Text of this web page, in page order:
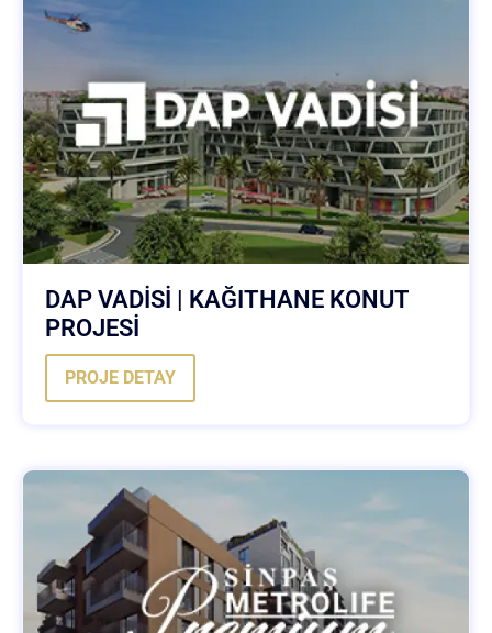
DAP VADİSİ | KAĞITHANE KONUT
PROJESİ
PROJE DETAY